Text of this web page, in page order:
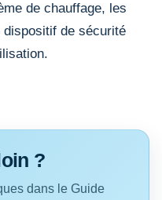
de chauffage, les
dispositif de sécurité
?
dans le Guide